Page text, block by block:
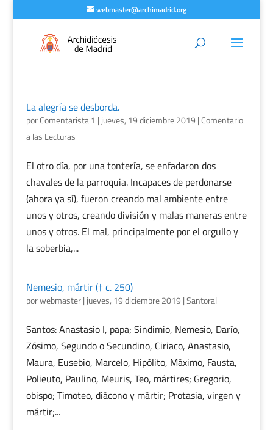
webmaster@archimadrid.org
La alegría se desborda.
porComentarista 1 | jueves, 19 diciembre 2019 |Comentario
a las Lecturas
El otro día, por una tontería, se enfadaron dos
chavales de la parroquia. Incapaces de perdonarse
(ahora ya sí), fueron creando mal ambiente entre
unos y otros, creando división y malas maneras entre
unos y otros. El mal, principalmente por el orgullo y
la soberbia,...
Nemesio, mártir († c. 250)
porwebmaster| jueves, 19 diciembre 2019 |Santoral
Santos: Anastasio I, papa; Sindimio, Nemesio, Darío,
Zósimo, Segundo o Secundino, Ciriaco, Anastasio,
Maura, Eusebio, Marcelo, Hipólito, Máximo, Fausta,
Polieuto, Paulino, Meuris, Teo, mártires; Gregorio,
obispo; Timoteo, diácono y mártir; Protasia, virgen y
mártir;...